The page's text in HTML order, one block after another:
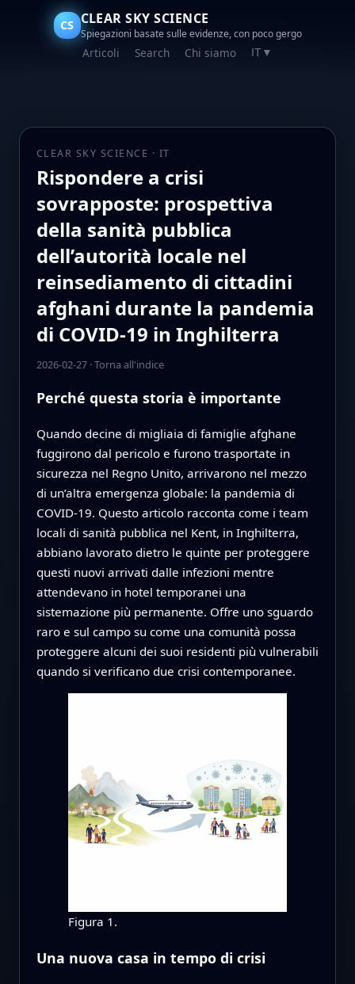
CS CLEAR SKY SCIENCE
Spiegazioni basate sulle evidenze, con poco gergo
Articoli Search Chi siamo IT ▼
CLEAR SKY SCIENCE · IT
Rispondere a crisi
sovrapposte: prospettiva
della sanità pubblica
dell’autorità locale nel
reinsediamento di cittadini
afghani durante la pandemia
di COVID-19 in Inghilterra
2026-02-27·Torna all'indice
Perché questa storia è importante
Quando decine di migliaia di famiglie afghane
fuggirono dal pericolo e furono trasportate in
sicurezza nel Regno Unito, arrivarono nel mezzo
di un’altra emergenza globale: la pandemia di
COVID‑19. Questo articolo racconta come i team
locali di sanità pubblica nel Kent, in Inghilterra,
abbiano lavorato dietro le quinte per proteggere
questi nuovi arrivati dalle infezioni mentre
attendevano in hotel temporanei una
sistemazione più permanente. Offre uno sguardo
raro e sul campo su come una comunità possa
proteggere alcuni dei suoi residenti più vulnerabili
quando si verificano due crisi contemporanee.
Figura 1.
Una nuova casa in tempo di crisi